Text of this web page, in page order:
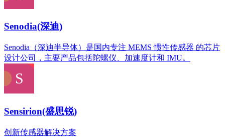
Senodia(深迪)
Senodia（深迪半导体）是国内专注 MEMS 惯性传感器 的芯片
设计公司，主要产品包括陀螺仪、加速度计和 IMU。
Sensirion(盛思锐)
创新传感器解决方案